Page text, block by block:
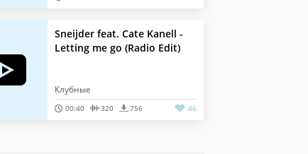
Sneijder feat. Cate Kanell -
Letting me go (Radio Edit)
Клубные
00:40 320 756 46